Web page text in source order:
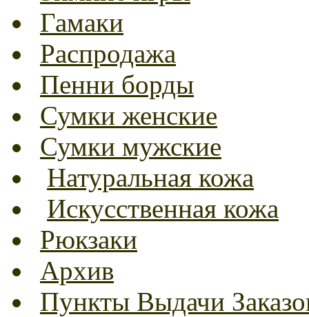
Гамаки
Распродажа
Пенни борды
Сумки женские
Сумки мужские
Натуральная кожа
Искусственная кожа
Рюкзаки
Архив
Пункты Выдачи